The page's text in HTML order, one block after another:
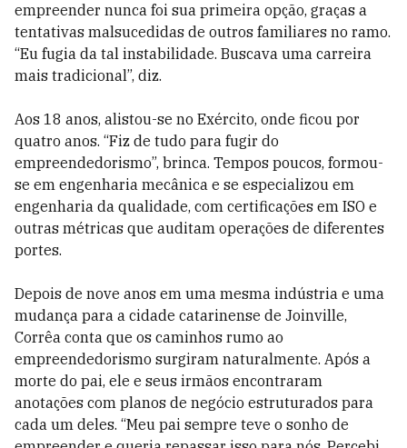
empreender nunca foi sua primeira opção, graças a
tentativas malsucedidas de outros familiares no ramo.
“Eu fugia da tal instabilidade. Buscava uma carreira
mais tradicional”, diz.
Aos 18 anos, alistou-se no Exército, onde ficou por
quatro anos. “Fiz de tudo para fugir do
empreendedorismo”, brinca. Tempos poucos, formou-
se em engenharia mecânica e se especializou em
engenharia da qualidade, com certificações em ISO e
outras métricas que auditam operações de diferentes
portes.
Depois de nove anos em uma mesma indústria e uma
mudança para a cidade catarinense de Joinville,
Corrêa conta que os caminhos rumo ao
empreendedorismo surgiram naturalmente. Após a
morte do pai, ele e seus irmãos encontraram
anotações com planos de negócio estruturados para
cada um deles. “Meu pai sempre teve o sonho de